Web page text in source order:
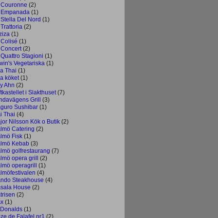
Couronne (2)
Empanada (1)
Stella Del Nord (1)
Trattoria (2)
(1)
Colisé (1)
Concert (2)
Quattro Stagioni (1)
Vegetariska (1)
Thai (1)
köket (1)
Ahn (2)
i Slakthuset (7)
Grill
(3)
Sushibar (1)
Thai (4)
Nilsson Kök o Butik (2)
Catering (2)
Fisk (1)
Kebab (3)
golfrestaurang (7)
opera grill
(2)
operagrill
(1)
(4)
Steakhouse (4)
House (2)
(2)
(1)
(1)
de Falafel nr1 (2)